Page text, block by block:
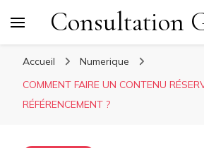
Consultation
Accueil
Numerique
COMMENT FAIRE UN CONTENU
RÉFÉRENCEMENT ?